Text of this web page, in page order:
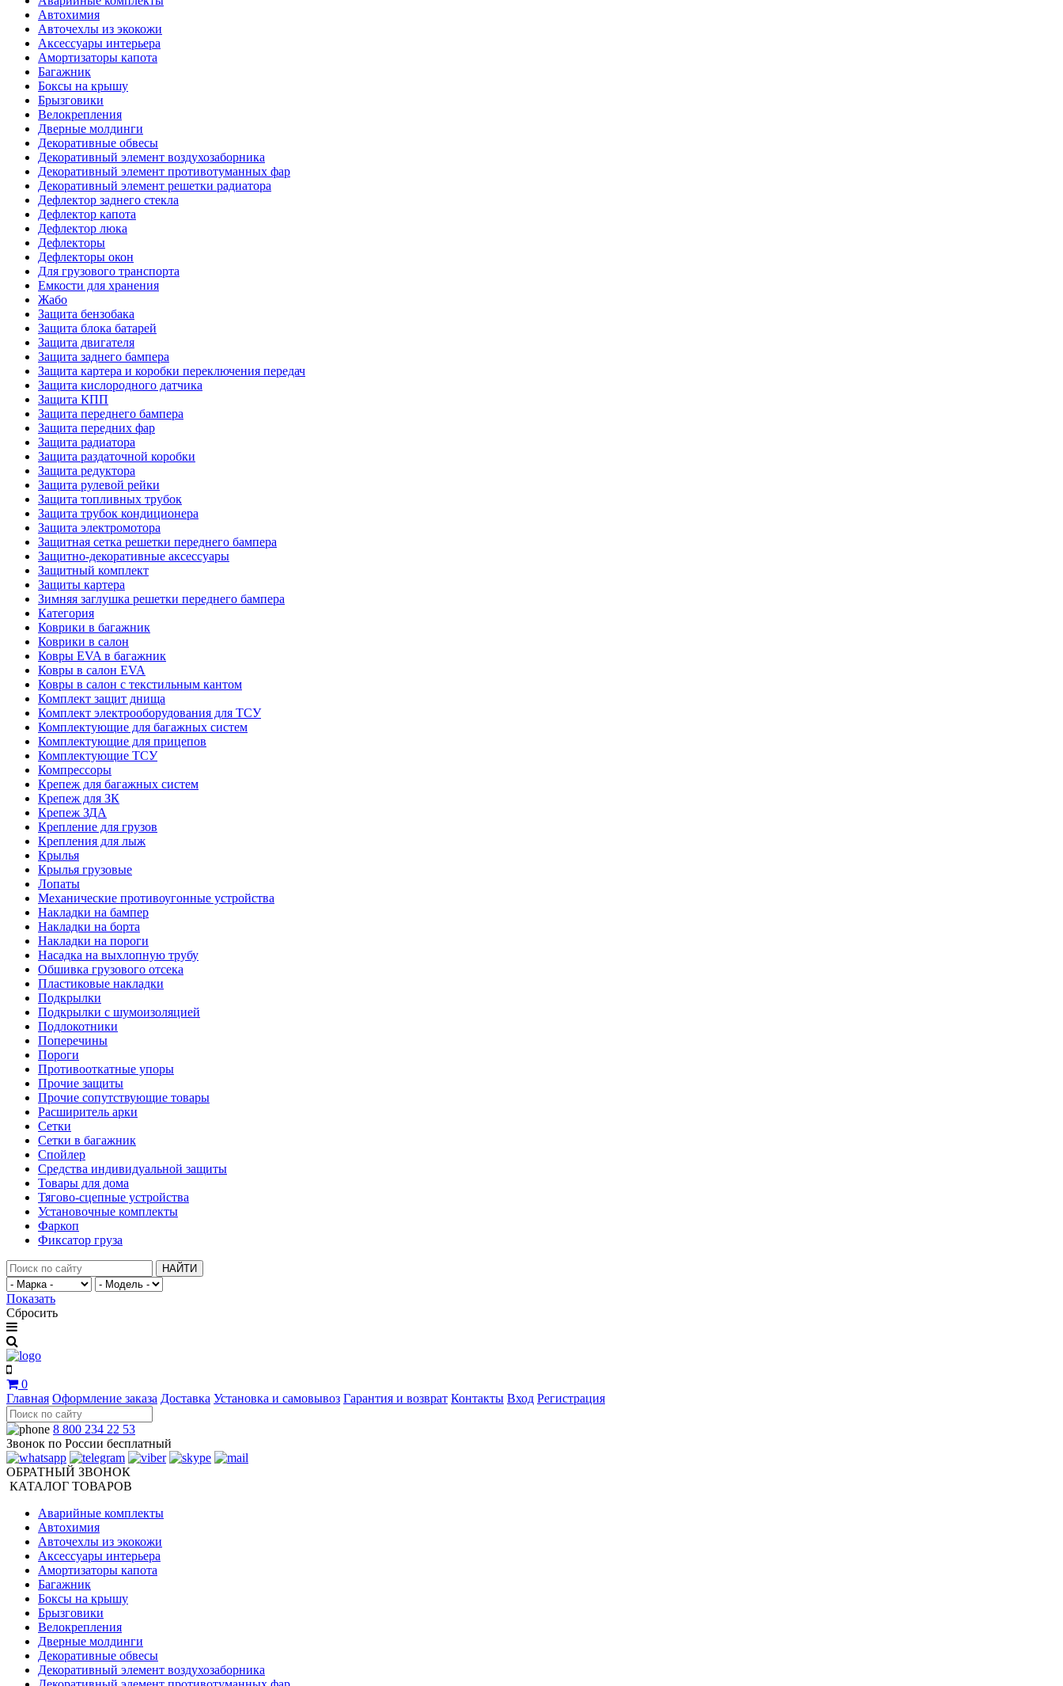
Автохимия
Авточехлы из экокожи
Аксессуары интерьера
Амортизаторы капота
Багажник
Боксы на крышу
Брызговики
Велокрепления
Дверные молдинги
Декоративные обвесы
Декоративный элемент воздухозаборника
Декоративный элемент противотуманных фар
Декоративный элемент решетки радиатора
Дефлектор заднего стекла
Дефлектор капота
Дефлектор люка
Дефлекторы
Дефлекторы окон
Для грузового транспорта
Емкости для хранения
Жабо
Защита бензобака
Защита блока батарей
Защита двигателя
Защита заднего бампера
Защита картера и коробки переключения передач
Защита кислородного датчика
Защита КПП
Защита переднего бампера
Защита передних фар
Защита радиатора
Защита раздаточной коробки
Защита редуктора
Защита рулевой рейки
Защита топливных трубок
Защита трубок кондиционера
Защита электромотора
Защитная сетка решетки переднего бампера
Защитно-декоративные аксессуары
Защитный комплект
Защиты картера
Зимняя заглушка решетки переднего бампера
Категория
Коврики в багажник
Коврики в салон
Ковры EVA в багажник
Ковры в салон EVA
Ковры в салон с текстильным кантом
Комплект защит днища
Комплект электрооборудования для ТСУ
Комплектующие для багажных систем
Комплектующие для прицепов
Комплектующие ТСУ
Компрессоры
Крепеж для багажных систем
Крепеж для ЗК
Крепеж ЗДА
Крепление для грузов
Крепления для лыж
Крылья
Крылья грузовые
Лопаты
Механические противоугонные устройства
Накладки на бампер
Накладки на борта
Накладки на пороги
Насадка на выхлопную трубу
Обшивка грузового отсека
Пластиковые накладки
Подкрылки
Подкрылки с шумоизоляцией
Подлокотники
Поперечины
Пороги
Противооткатные упоры
Прочие защиты
Прочие сопутствующие товары
Расширитель арки
Сетки
Сетки в багажник
Спойлер
Средства индивидуальной защиты
Товары для дома
Тягово-сцепные устройства
Установочные комплекты
Фаркоп
Фиксатор груза
НАЙТИ
Показать
Сбросить
0
Главная Оформление заказа Доставка Установка и самовывоз Гарантия и возврат Контакты Вход Регистрация
8 800 234 22 53
Звонок по России бесплатный
ОБРАТНЫЙ ЗВОНОК
КАТАЛОГ ТОВАРОВ
Аварийные комплекты
Автохимия
Авточехлы из экокожи
Аксессуары интерьера
Амортизаторы капота
Багажник
Боксы на крышу
Брызговики
Велокрепления
Дверные молдинги
Декоративные обвесы
Декоративный элемент воздухозаборника